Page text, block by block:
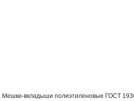
вкладыши полиэтиленовые ГОСТ